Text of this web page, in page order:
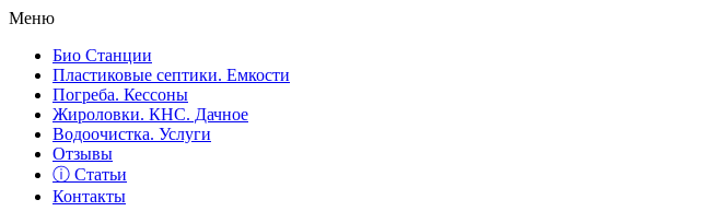
Меню
Био Станции
Пластиковые септики. Емкости
Погреба. Кессоны
Жироловки. КНС. Дачное
Водоочистка. Услуги
Отзывы
ⓘ Статьи
Контакты